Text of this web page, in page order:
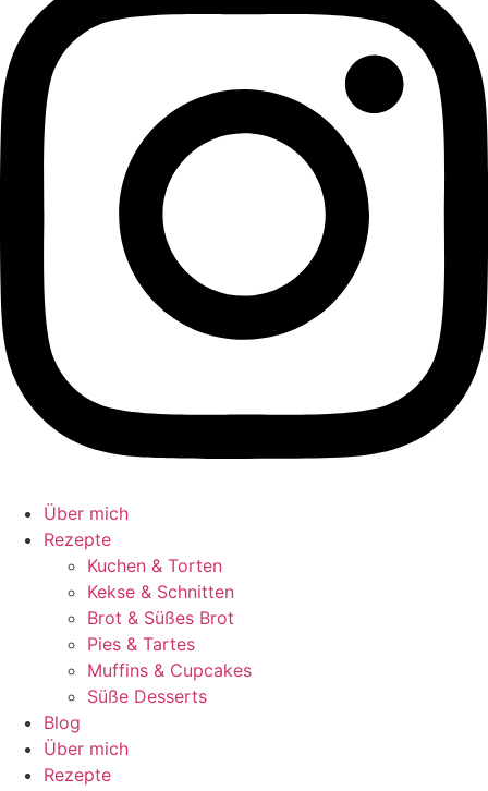
Über mich
Rezepte
Kuchen & Torten
Kekse & Schnitten
Brot & Süßes Brot
Pies & Tartes
Muffins & Cupcakes
Süße Desserts
Blog
Über mich
Rezepte